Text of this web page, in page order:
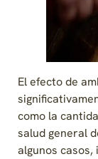
El efecto de
como la
salud general
algunos casos,